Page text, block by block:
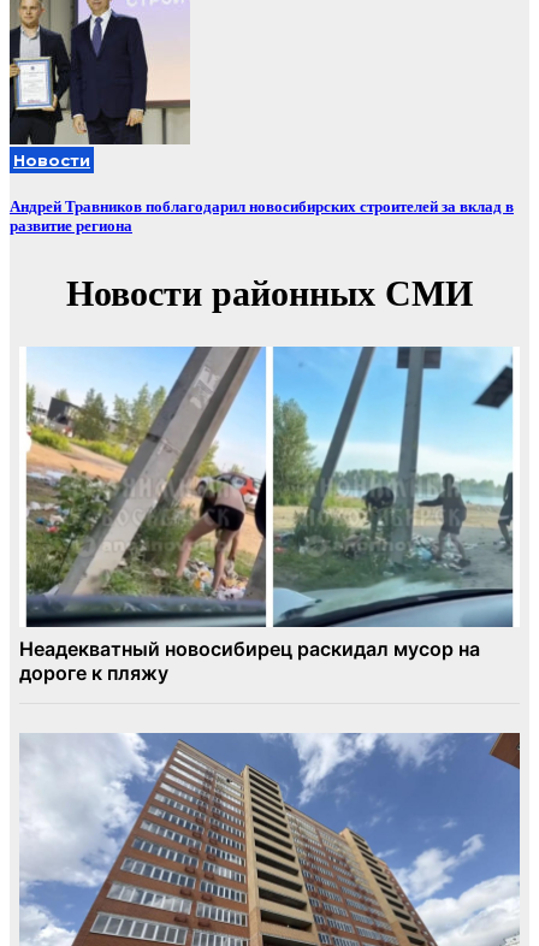
Новости
Андрей Травников поблагодарил новосибирских строителей за вклад в
развитие региона